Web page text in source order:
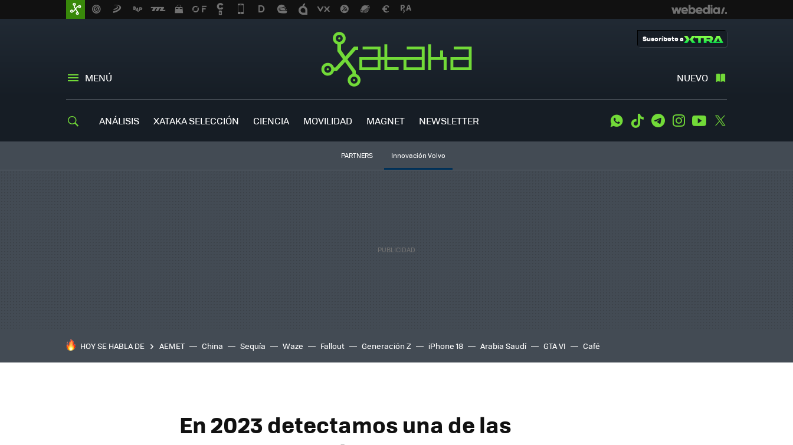
MENÚ NUEVO
Suscríbete a
ANÁLISIS XATAKA SELECCIÓN CIENCIA MOVILIDAD MAGNET NEWSLETTER WhatsApp
Tiktok TelegramInstagramYoutube
PARTNERS Innovación Volvo
HOY SE HABLA DE AEMET China Sequía Waze Fallout Generación Z iPhone 18 Arabia Saudí GTA VI Café
En 2023 detectamos una de las